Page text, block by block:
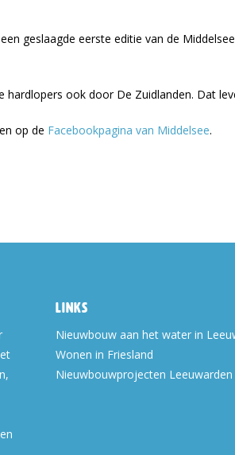
geslaagde eerste editie van de
hardlopers ook door De Zuidlanden. Dat
op de Facebookpagina van Middelsee.
Links
Nieuwbouw aan het water in
Wonen in Friesland
Nieuwbouwprojecten Leeuwarden